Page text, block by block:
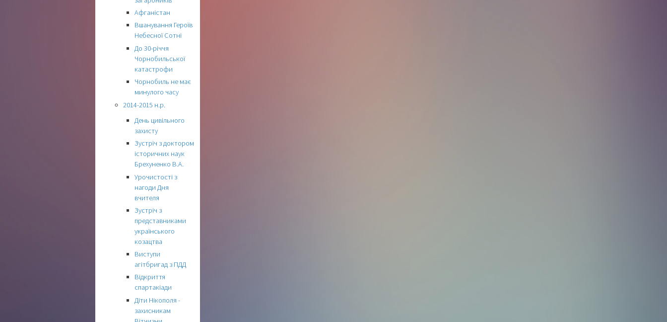
Афганістан
Вшанування Героїв
Небесної Сотні
До 30-річчя
Чорнобильської
катастрофи
Чорнобиль не має
минулого часу
2014-2015 н.р.
День цивільного
захисту
Зустріч з доктором
історичних наук
Брехуненко В.А.
Урочистості з
нагоди Дня
вчителя
Зустріч з
представниками
українського
козацтва
Виступи
агітбригад з ПДД
Відкриття
спартакіади
Діти Нікополя -
захисникам